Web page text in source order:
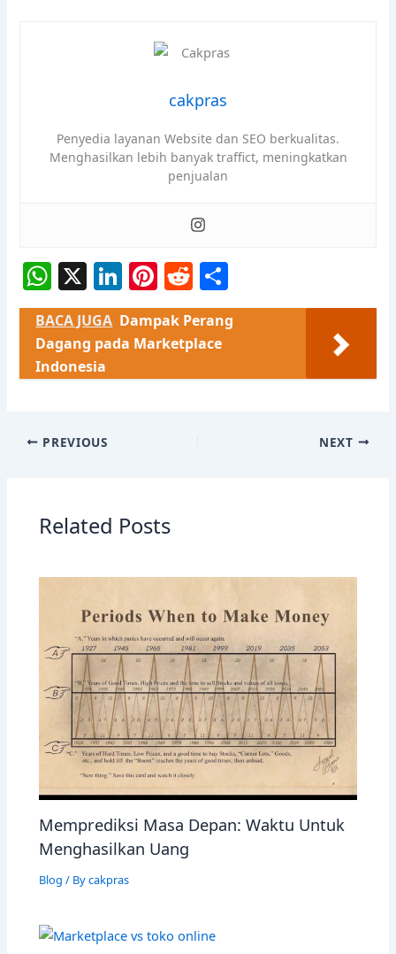
cakpras
Penyedia layanan Website dan SEO berkualitas.
Menghasilkan lebih banyak traffict, meningkatkan
penjualan
W
h
at
s
A
p
X Li
n
k
e
dI
Pi
nt
er
e
st
R
e
d
di
t
h
ar
BACA JUGA Dampak Perang
Dagang pada Marketplace
Indonesia
PREVIOUS NEXT
Related Posts
Memprediksi Masa Depan: Waktu Untuk
Menghasilkan Uang
Blog / Bycakpras